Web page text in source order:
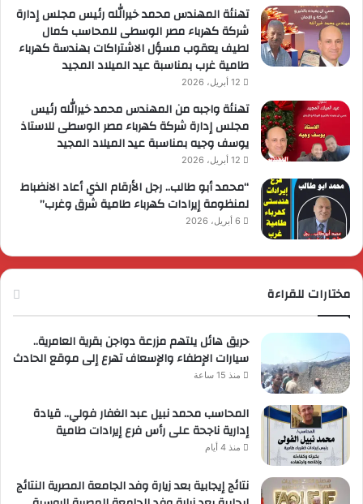
تهنئة المهندس محمد خيرالله رئيس مجلس إدارة
شركة كهرباء مصر الوسطى للمحاسب كمال
لطيف يعقوب مسؤل الاشتراكات بهندسة كهرباء
طامية غرب بمناسبة عيد الميلاد المجيد
12 أبريل، 2026
تهنئة واجبه من المهندس محمد خيرالله رئيس
مجلس إدارة شركة كهرباء مصر الوسطى للاستاذ
يوسف وجيه بمناسبة عيد الميلاد المجيد
12 أبريل، 2026
“محمد أبو طالب.. رجل الأرقام الذي أعاد الانضباط
لمنظومة إيرادات كهرباء طامية شرق وغرب”
6 أبريل، 2026
مختارات للقراءة
حريق هائل يلتهم مزرعة دواجن بقرية العامرية..
سيارات الإطفاء والإسعاف تهرع إلى موقع الحادث
منذ 15 ساعة
المحاسب محمد نبيل عبد الغفار فولي.. قيادة
إدارية ناجحة على رأس فرع إيرادات طامية
منذ 4 أيام
نتائج إيجابية بعد زيارة وفد الجامعة المصرية النتائج